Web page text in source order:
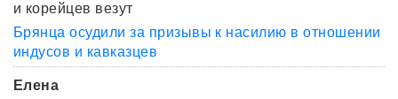
и корейцев везут
Брянца осудили за призывы к насилию в отношении
индусов и кавказцев
Елена